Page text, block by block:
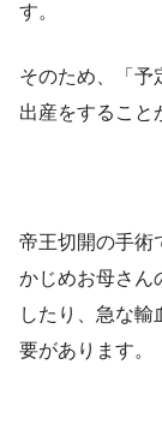
す。
そのため、「予
出産をすること
帝王切開の手術
かじめお母さん
したり、急な
要があります。